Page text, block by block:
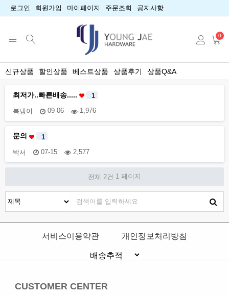
로그인 회원가입 마이페이지 주문조회 공지사항
0
신규상품 할인상품 베스트상품 상품후기 상품Q&A
최저가..빠른배송.....
1
복뎅이
09-06 1,976
문의
1
박서
07-15 2,577
전체 2건 1 페이지
서비스이용약관 개인정보처리방침
CUSTOMER CENTER